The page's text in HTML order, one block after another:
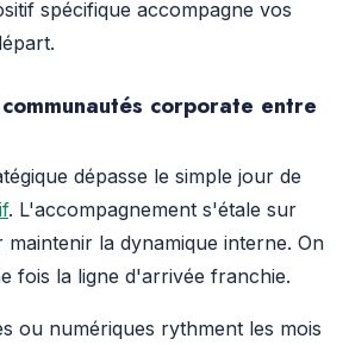
spécifique accompagne vos
corporate entre
dépasse le simple jour de
. L'accompagnement s'étale sur
la dynamique interne. On
fois la ligne d'arrivée franchie.
ou numériques rythment les mois